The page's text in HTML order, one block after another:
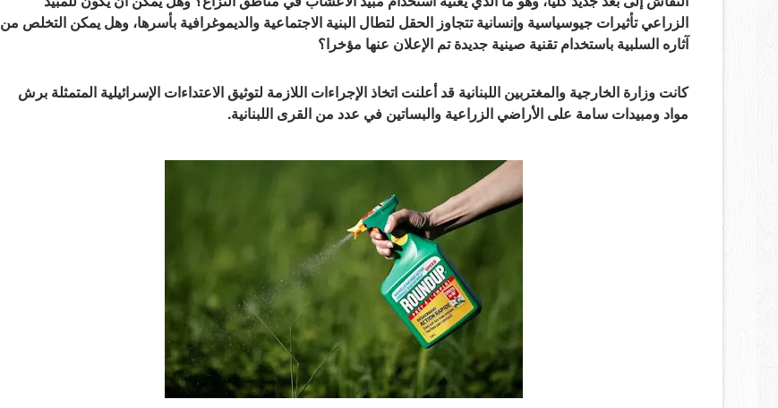
الزراعي تأثيرات جيوسياسية وإنسانية تتجاوز الحقل لتطال البنية الاجتماعية والديموغرافية بأسرها، وهل يمكن التخلص من
آثاره السلبية باستخدام تقنية صينية جديدة تم الإعلان عنها مؤخرا؟
كانت وزارة الخارجية والمغتربين اللبنانية قد أعلنت اتخاذ الإجراءات اللازمة لتوثيق الاعتداءات الإسرائيلية المتمثلة برش
مواد ومبيدات سامة على الأراضي الزراعية والبساتين في عدد من القرى اللبنانية.